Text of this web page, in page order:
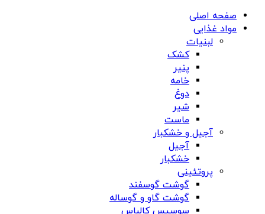
صفحه اصلی
مواد غذایی
لبنیات
کشک
پنیر
خامه
دوغ
شیر
ماست
آجیل و خشکبار
آجیل
خشکبار
پروتئینی
گوشت گوسفند
گوشت گاو و گوساله
سوسیس کالباس